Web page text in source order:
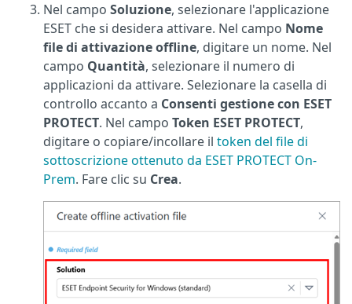
Nel campo Soluzione, selezionare l'applicazione
ESET che si desidera attivare. Nel campo Nome
file di attivazione offline, digitare un nome. Nel
campo Quantità, selezionare il numero di
applicazioni da attivare. Selezionare la casella di
controllo accanto a Consenti gestione con ESET
PROTECT. Nel campo Token ESET PROTECT,
digitare o copiare/incollare il token del file di
sottoscrizione ottenuto da ESET PROTECT On-
Prem. Fare clic su Crea.